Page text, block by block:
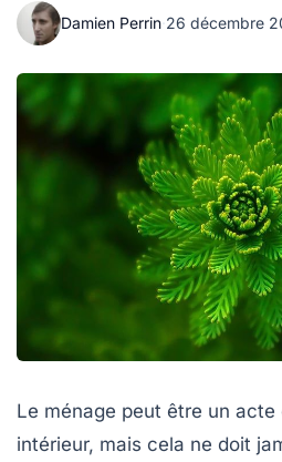
Damien Perrin·26 décembre
Le ménage peut être un
intérieur, mais cela ne doit